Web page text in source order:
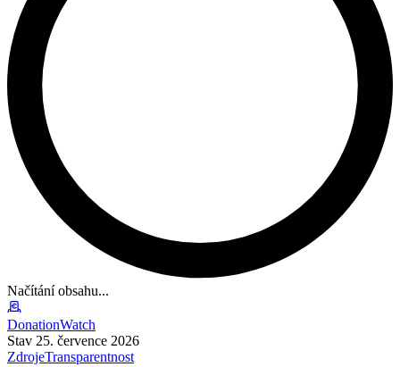
Načítání obsahu...
DonationWatch
Stav 25. července 2026
ZdrojeTransparentnost